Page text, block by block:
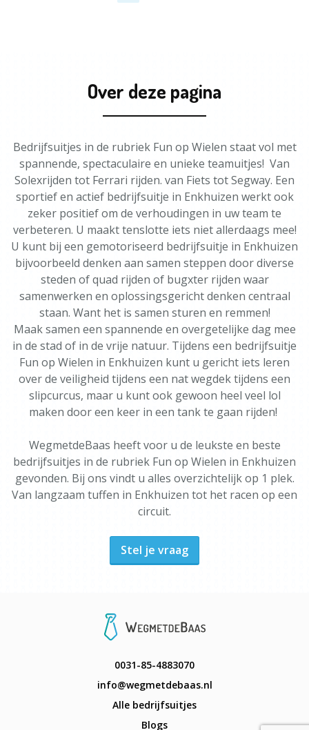
Over deze pagina
Bedrijfsuitjes in de rubriek Fun op Wielen staat vol met
spannende, spectaculaire en unieke teamuitjes! Van
Solexrijden tot Ferrari rijden. van Fiets tot Segway. Een
sportief en actief bedrijfsuitje in Enkhuizen werkt ook
zeker positief om de verhoudingen in uw team te
verbeteren. U maakt tenslotte iets niet allerdaags mee!
U kunt bij een gemotoriseerd bedrijfsuitje in Enkhuizen
bijvoorbeeld denken aan samen steppen door diverse
steden of quad rijden of bugxter rijden waar
samenwerken en oplossingsgericht denken centraal
staan. Want het is samen sturen en remmen!
Maak samen een spannende en overgetelijke dag mee
in de stad of in de vrije natuur. Tijdens een bedrijfsuitje
Fun op Wielen in Enkhuizen kunt u gericht iets leren
over de veiligheid tijdens een nat wegdek tijdens een
slipcurcus, maar u kunt ook gewoon heel veel lol
maken door een keer in een tank te gaan rijden!
WegmetdeBaas heeft voor u de leukste en beste
bedrijfsuitjes in de rubriek Fun op Wielen in Enkhuizen
gevonden. Bij ons vindt u alles overzichtelijk op 1 plek.
Van langzaam tuffen in Enkhuizen tot het racen op een
circuit.
Stel je vraag
0031-85-4883070
info@wegmetdebaas.nl
Alle bedrijfsuitjes
Blogs